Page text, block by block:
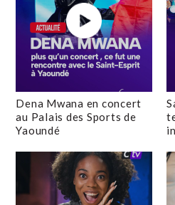
Dena Mwana en concert
au Palais des Sports de
Yaoundé